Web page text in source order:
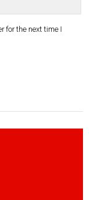
for the next time I